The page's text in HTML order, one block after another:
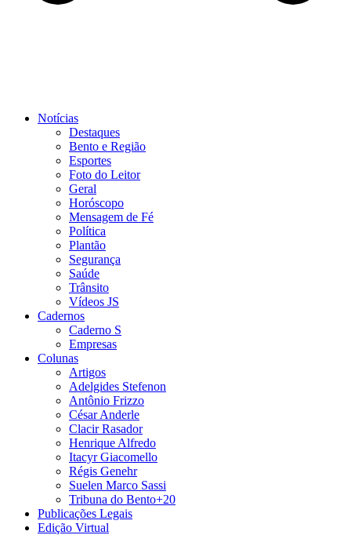
Notícias
Destaques
Bento e Região
Esportes
Foto do Leitor
Geral
Horóscopo
Mensagem de Fé
Política
Plantão
Segurança
Saúde
Trânsito
Vídeos JS
Cadernos
Caderno S
Empresas
Colunas
Artigos
Adelgides Stefenon
Antônio Frizzo
César Anderle
Clacir Rasador
Henrique Alfredo
Itacyr Giacomello
Régis Genehr
Suelen Marco Sassi
Tribuna do Bento+20
Publicações Legais
Edição Virtual